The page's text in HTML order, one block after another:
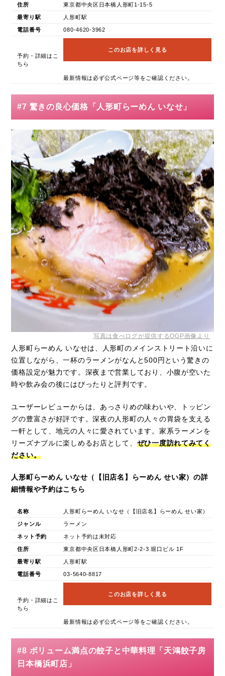
住所 東京都中央区日本橋人形町1-15-5
最寄り駅 人形町駅
電話番号 080-4620-3962
予約・詳細はこ
ちら
このお店を詳しく見る
最新情報は必ず公式ページ等をご確認ください。
#7 驚きの良心価格「人形町らーめん いなせ」
写真は食べログが提供するOGP画像より
人形町らーめん いなせは、人形町のメインストリート沿いに
位置しながら、一杯のラーメンがなんと500円という驚きの
価格設定が魅力です。深夜まで営業しており、小腹が空いた
時や飲み会の後にはぴったりと評判です。
ユーザーレビューからは、あっさりめの味わいや、トッピン
グの豊富さが好評です。深夜の人形町の人々の胃袋を支える
一軒として、地元の人々に愛されています。家系ラーメンを
リーズナブルに楽しめるお店として、 ぜひ一度訪れてみてく
ださい。
人形町らーめん いなせ（【旧店名】らーめん せい家）の詳
細情報や予約はこちら
名称 人形町らーめん いなせ（【旧店名】らーめん せい家）
ジャンル ラーメン
ネット予約 ネット予約は未対応
住所 東京都中央区日本橋人形町2-2-3 堀口ビル 1F
最寄り駅 人形町駅
電話番号 03-5640-8817
予約・詳細はこ
ちら
このお店を詳しく見る
最新情報は必ず公式ページ等をご確認ください。
#8 ボリューム満点の餃子と中華料理「天鴻餃子房
日本橋浜町店」